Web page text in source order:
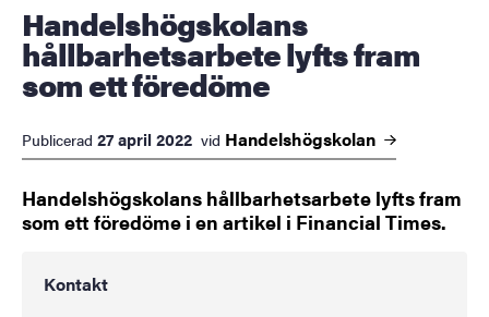
Handelshögskolans
hållbarhetsarbete lyfts fram
som ett föredöme
Publicerad 27 april 2022 vid Handelshögskolan
Handelshögskolans hållbarhetsarbete lyfts fram
som ett föredöme i en artikel i Financial Times.
Kontakt